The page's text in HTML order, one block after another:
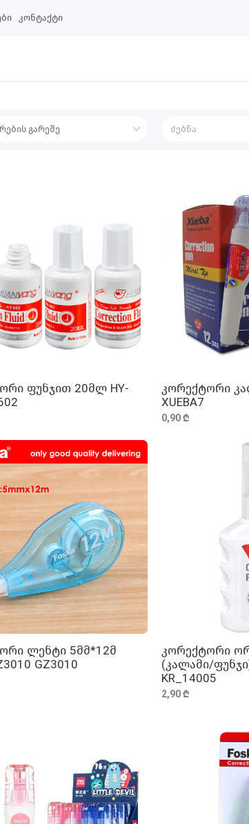
კონტაქტი
ᲓᲐᲛᲐᲢᲔᲑᲐ
ფუნჯით 20მლ HY-
კორექტორი
XUEBA7
0,90 ₾
ᲓᲐᲛᲐᲢᲔᲑᲐ
ლენტი 5მმ*12მ
GZ3010
კორექტორი
(კალამი/
KR_14005
2,90 ₾